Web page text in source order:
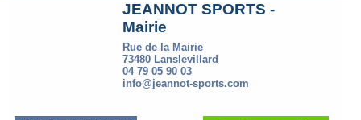
JEANNOT SPORTS -
Mairie
Rue de la Mairie
73480 Lanslevillard
04 79 05 90 03
info@jeannot-sports.com